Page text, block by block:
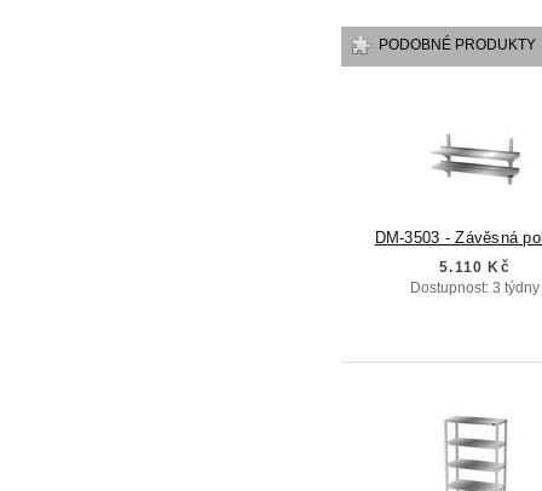
PODOBNÉ PRODUKTY
DM-3503 - Závěsná
5.110 Kč
Dostupnost: 3 týdny